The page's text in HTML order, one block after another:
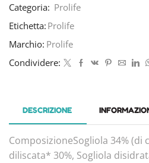
Categoria: Prolife
Etichetta: Prolife
Marchio: Prolife
Condividere:
DESCRIZIONE
ComposizioneSogliola 34% (di
diliscata* 30%, Sogliola